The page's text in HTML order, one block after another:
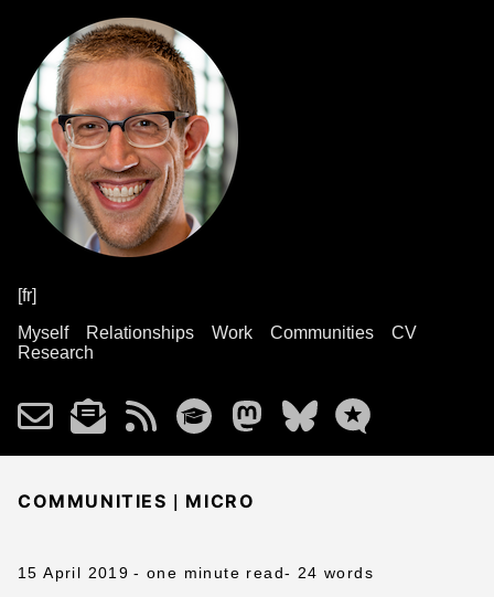
[fr]
Myself
Relationships Work Communities
CV
Research
COMMUNITIES | MICRO
15 April 2019 - one minute read- 24 words